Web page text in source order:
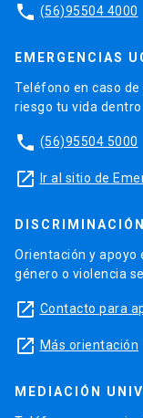
phone (56)95504 4000
EMERGENCIAS
Teléfono en caso
riesgo tu vida
phone (56)95504 5000
launch Ir al sitio de
Orientación y apoyo
género o violencia
launch Contacto para
launch Más orientación
MEDIACIÓN